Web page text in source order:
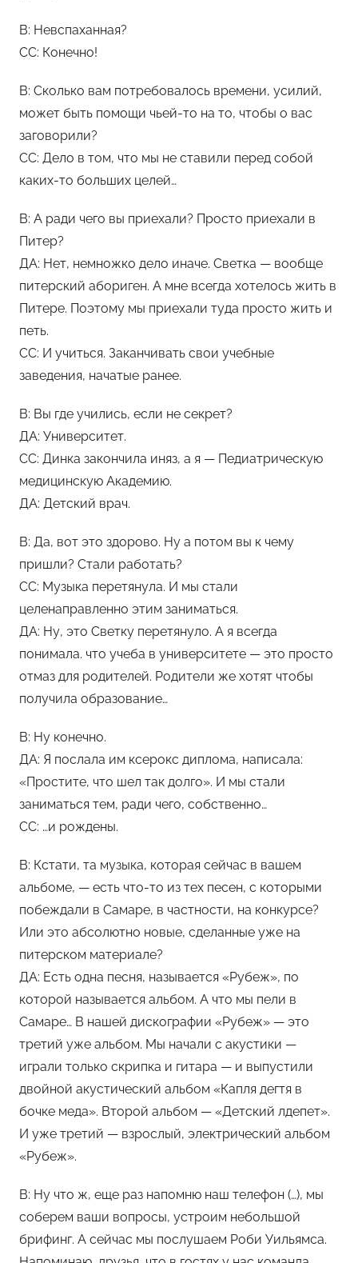
В: Невспаханная?
СС: Конечно!
В: Сколько вам потребовалось времени, усилий,
может быть помощи чьей-то на то, чтобы о вас
заговорили?
СС: Дело в том, что мы не ставили перед собой
каких-то больших целей…
В: А ради чего вы приехали? Просто приехали в
Питер?
ДА: Нет, немножко дело иначе. Светка — вообще
питерский абориген. А мне всегда хотелось жить в
Питере. Поэтому мы приехали туда просто жить и
петь.
СС: И учиться. Заканчивать свои учебные
заведения, начатые ранее.
В: Вы где учились, если не секрет?
ДА: Университет.
СС: Динка закончила иняз, а я — Педиатрическую
медицинскую Академию.
ДА: Детский врач.
В: Да, вот это здорово. Ну а потом вы к чему
пришли? Стали работать?
СС: Музыка перетянула. И мы стали
целенаправленно этим заниматься.
ДА: Ну, это Светку перетянуло. А я всегда
понимала. что учеба в университете — это просто
отмаз для родителей. Родители же хотят чтобы
получила образование…
В: Ну конечно.
ДА: Я послала им ксерокс диплома, написала:
«Простите, что шел так долго». И мы стали
заниматься тем, ради чего, собственно…
СС: …и рождены.
В: Кстати, та музыка, которая сейчас в вашем
альбоме, — есть что-то из тех песен, с которыми
побеждали в Самаре, в частности, на конкурсе?
Или это абсолютно новые, сделанные уже на
питерском материале?
ДА: Есть одна песня, называется «Рубеж», по
которой называется альбом. А что мы пели в
Самаре… В нашей дискографии «Рубеж» — это
третий уже альбом. Мы начали с акустики —
играли только скрипка и гитара — и выпустили
двойной акустический альбом «Капля дегтя в
бочке меда». Второй альбом — «Детский лдепет».
И уже третий — взрослый, электрический альбом
«Рубеж».
В: Ну что ж, еще раз напомню наш телефон (…), мы
соберем ваши вопросы, устроим небольшой
брифинг. А сейчас мы послушаем Роби Уильямса.